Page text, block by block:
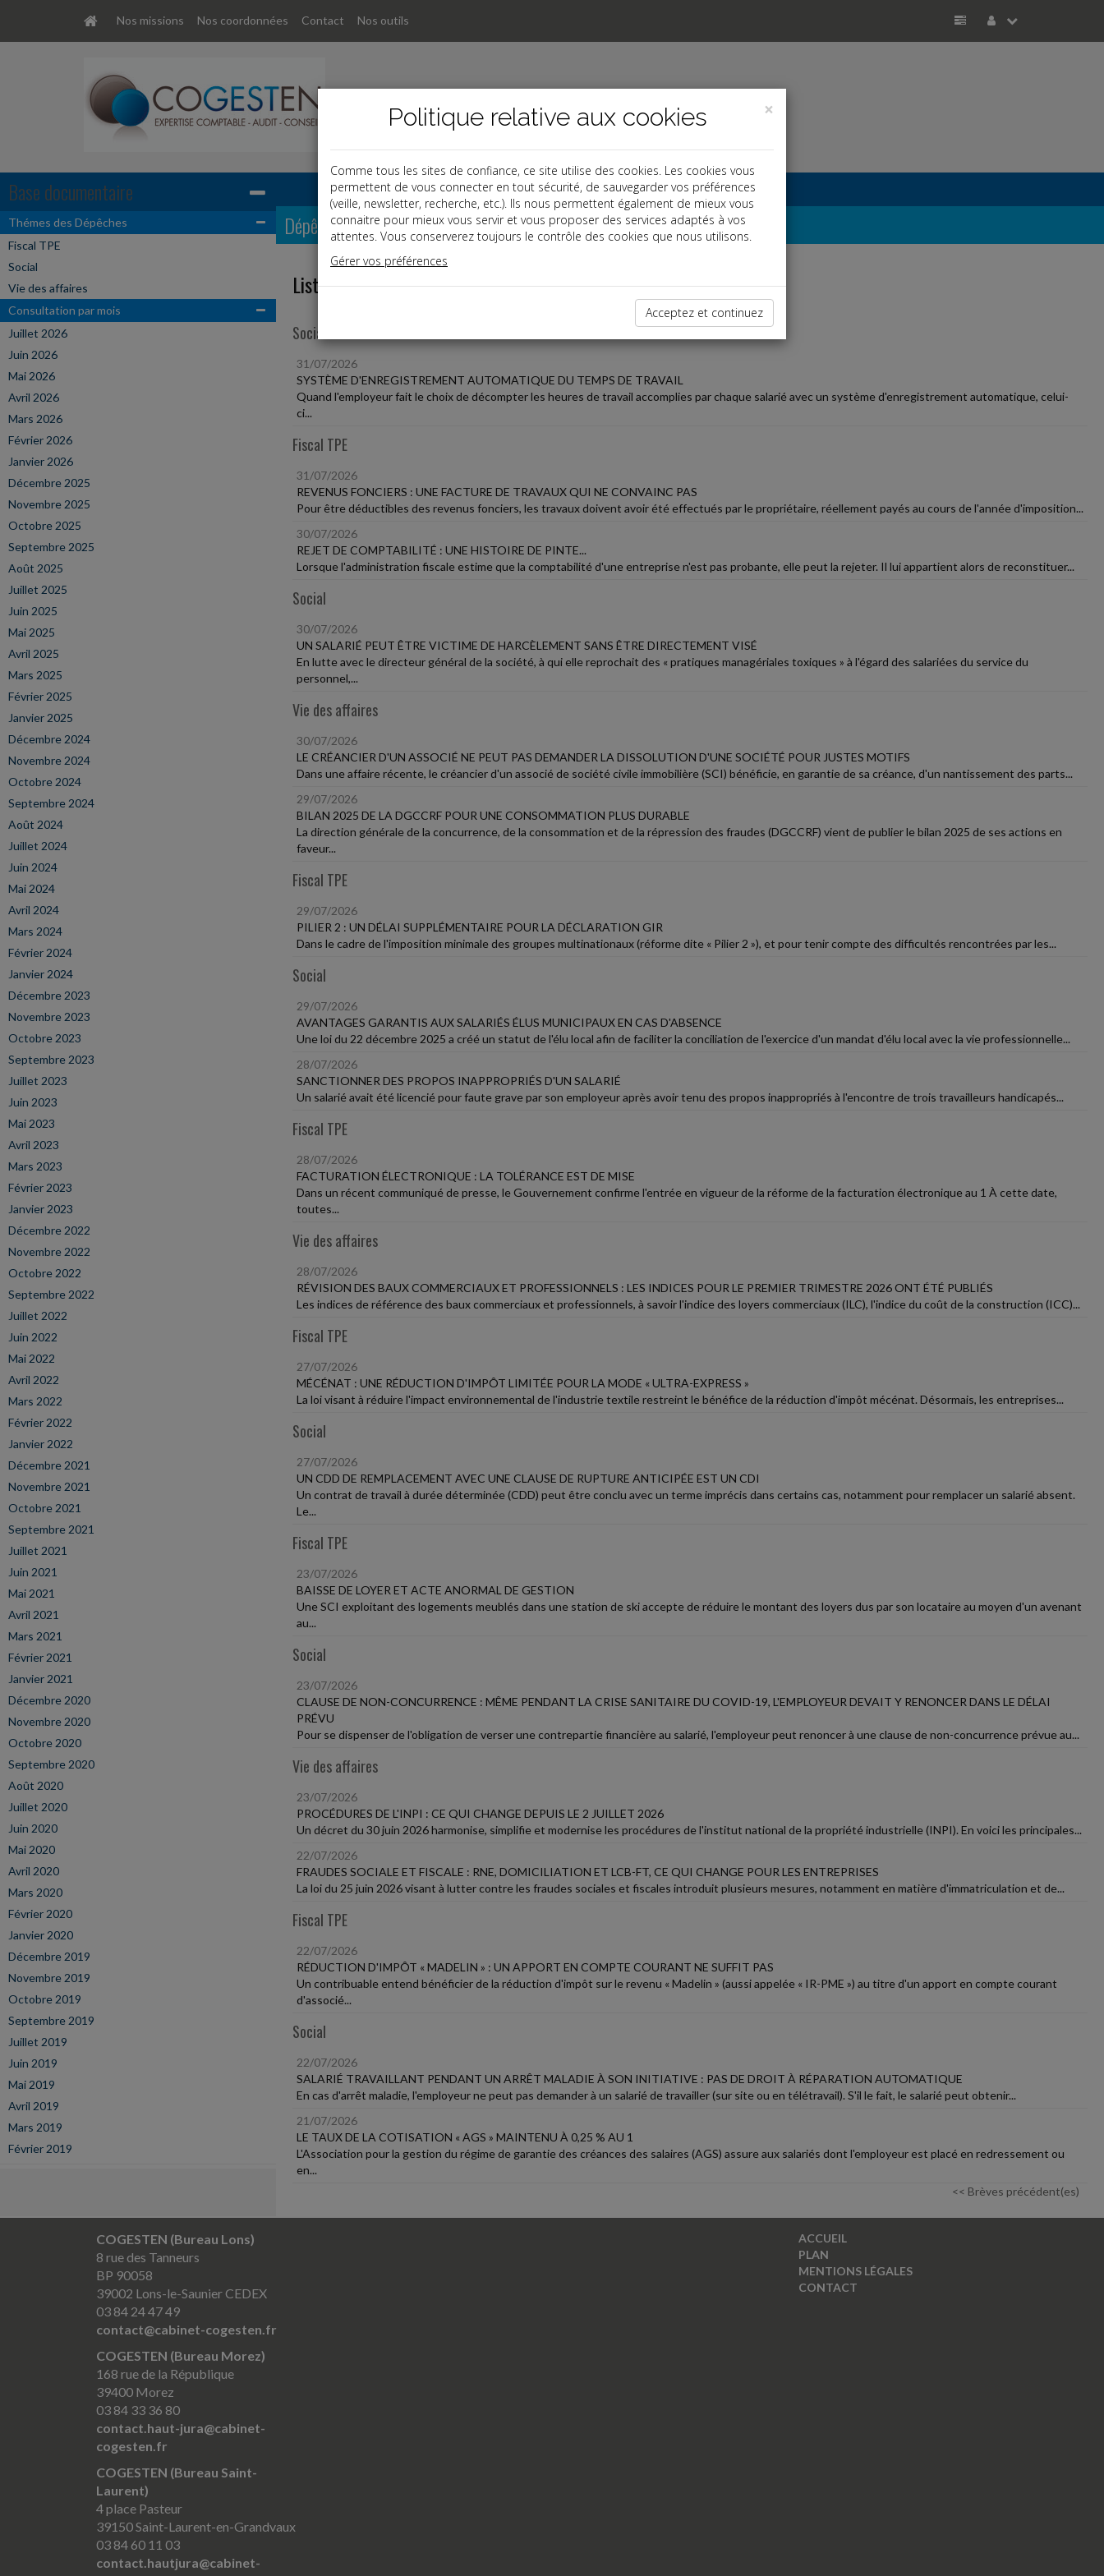
Nos missions Nos coordonnées Contact Nos outils
Base documentaire
Thémes des Dépêches
Fiscal TPE
Social
Vie des affaires
Consultation par mois
Juillet 2026
Juin 2026
Mai 2026
Avril 2026
Mars 2026
Février 2026
Janvier 2026
Décembre 2025
Novembre 2025
Octobre 2025
Septembre 2025
Août 2025
Juillet 2025
Juin 2025
Mai 2025
Avril 2025
Mars 2025
Février 2025
Janvier 2025
Décembre 2024
Novembre 2024
Octobre 2024
Septembre 2024
Août 2024
Juillet 2024
Juin 2024
Mai 2024
Avril 2024
Mars 2024
Février 2024
Janvier 2024
Décembre 2023
Novembre 2023
Octobre 2023
Septembre 2023
Juillet 2023
Juin 2023
Mai 2023
Avril 2023
Mars 2023
Février 2023
Janvier 2023
Décembre 2022
Novembre 2022
Octobre 2022
Septembre 2022
Juillet 2022
Juin 2022
Mai 2022
Avril 2022
Mars 2022
Février 2022
Janvier 2022
Décembre 2021
Novembre 2021
Octobre 2021
Septembre 2021
Juillet 2021
Juin 2021
Mai 2021
Avril 2021
Mars 2021
Février 2021
Janvier 2021
Décembre 2020
Novembre 2020
Octobre 2020
Septembre 2020
Août 2020
Juillet 2020
Juin 2020
Mai 2020
Avril 2020
Mars 2020
Février 2020
Janvier 2020
Décembre 2019
Novembre 2019
Octobre 2019
Septembre 2019
Juillet 2019
Juin 2019
Mai 2019
Avril 2019
Mars 2019
Février 2019
Dépêches
Liste des dernières dépêches
Social
31/07/2026
SYSTÈME D'ENREGISTREMENT AUTOMATIQUE DU TEMPS DE TRAVAIL
Quand l'employeur fait le choix de décompter les heures de travail accomplies par chaque salarié avec un système d'enregistrement automatique, celui-
ci...
Fiscal TPE
31/07/2026
REVENUS FONCIERS : UNE FACTURE DE TRAVAUX QUI NE CONVAINC PAS
Pour être déductibles des revenus fonciers, les travaux doivent avoir été effectués par le propriétaire, réellement payés au cours de l'année d'imposition...
30/07/2026
REJET DE COMPTABILITÉ : UNE HISTOIRE DE PINTE...
Lorsque l'administration fiscale estime que la comptabilité d'une entreprise n'est pas probante, elle peut la rejeter. Il lui appartient alors de reconstituer...
Social
30/07/2026
UN SALARIÉ PEUT ÊTRE VICTIME DE HARCÈLEMENT SANS ÊTRE DIRECTEMENT VISÉ
En lutte avec le directeur général de la société, à qui elle reprochait des « pratiques managériales toxiques » à l'égard des salariées du service du
personnel,...
Vie des affaires
30/07/2026
LE CRÉANCIER D'UN ASSOCIÉ NE PEUT PAS DEMANDER LA DISSOLUTION D'UNE SOCIÉTÉ POUR JUSTES MOTIFS
Dans une affaire récente, le créancier d'un associé de société civile immobilière (SCI) bénéficie, en garantie de sa créance, d'un nantissement des parts...
29/07/2026
BILAN 2025 DE LA DGCCRF POUR UNE CONSOMMATION PLUS DURABLE
La direction générale de la concurrence, de la consommation et de la répression des fraudes (DGCCRF) vient de publier le bilan 2025 de ses actions en
faveur...
Fiscal TPE
29/07/2026
PILIER 2 : UN DÉLAI SUPPLÉMENTAIRE POUR LA DÉCLARATION GIR
Dans le cadre de l'imposition minimale des groupes multinationaux (réforme dite « Pilier 2 »), et pour tenir compte des difficultés rencontrées par les...
Social
29/07/2026
AVANTAGES GARANTIS AUX SALARIÉS ÉLUS MUNICIPAUX EN CAS D'ABSENCE
Une loi du 22 décembre 2025 a créé un statut de l'élu local afin de faciliter la conciliation de l'exercice d'un mandat d'élu local avec la vie professionnelle...
28/07/2026
SANCTIONNER DES PROPOS INAPPROPRIÉS D'UN SALARIÉ
Un salarié avait été licencié pour faute grave par son employeur après avoir tenu des propos inappropriés à l'encontre de trois travailleurs handicapés...
Fiscal TPE
28/07/2026
FACTURATION ÉLECTRONIQUE : LA TOLÉRANCE EST DE MISE
Dans un récent communiqué de presse, le Gouvernement confirme l'entrée en vigueur de la réforme de la facturation électronique au 1 À cette date,
toutes...
Vie des affaires
28/07/2026
RÉVISION DES BAUX COMMERCIAUX ET PROFESSIONNELS : LES INDICES POUR LE PREMIER TRIMESTRE 2026 ONT ÉTÉ PUBLIÉS
Les indices de référence des baux commerciaux et professionnels, à savoir l'indice des loyers commerciaux (ILC), l'indice du coût de la construction (ICC)...
Fiscal TPE
27/07/2026
MÉCÉNAT : UNE RÉDUCTION D'IMPÔT LIMITÉE POUR LA MODE « ULTRA-EXPRESS »
La loi visant à réduire l'impact environnemental de l'industrie textile restreint le bénéfice de la réduction d'impôt mécénat. Désormais, les entreprises...
Social
27/07/2026
UN CDD DE REMPLACEMENT AVEC UNE CLAUSE DE RUPTURE ANTICIPÉE EST UN CDI
Un contrat de travail à durée déterminée (CDD) peut être conclu avec un terme imprécis dans certains cas, notamment pour remplacer un salarié absent.
Le...
Fiscal TPE
23/07/2026
BAISSE DE LOYER ET ACTE ANORMAL DE GESTION
Une SCI exploitant des logements meublés dans une station de ski accepte de réduire le montant des loyers dus par son locataire au moyen d'un avenant
au...
Social
23/07/2026
CLAUSE DE NON-CONCURRENCE : MÊME PENDANT LA CRISE SANITAIRE DU COVID-19, L'EMPLOYEUR DEVAIT Y RENONCER DANS LE DÉLAI
PRÉVU
Pour se dispenser de l'obligation de verser une contrepartie financière au salarié, l'employeur peut renoncer à une clause de non-concurrence prévue au...
Vie des affaires
23/07/2026
PROCÉDURES DE L'INPI : CE QUI CHANGE DEPUIS LE 2 JUILLET 2026
Un décret du 30 juin 2026 harmonise, simplifie et modernise les procédures de l'institut national de la propriété industrielle (INPI). En voici les principales...
22/07/2026
FRAUDES SOCIALE ET FISCALE : RNE, DOMICILIATION ET LCB-FT, CE QUI CHANGE POUR LES ENTREPRISES
La loi du 25 juin 2026 visant à lutter contre les fraudes sociales et fiscales introduit plusieurs mesures, notamment en matière d'immatriculation et de...
Fiscal TPE
22/07/2026
RÉDUCTION D'IMPÔT « MADELIN » : UN APPORT EN COMPTE COURANT NE SUFFIT PAS
Un contribuable entend bénéficier de la réduction d'impôt sur le revenu « Madelin » (aussi appelée « IR-PME ») au titre d'un apport en compte courant
d'associé...
Social
22/07/2026
SALARIÉ TRAVAILLANT PENDANT UN ARRÊT MALADIE À SON INITIATIVE : PAS DE DROIT À RÉPARATION AUTOMATIQUE
En cas d'arrêt maladie, l'employeur ne peut pas demander à un salarié de travailler (sur site ou en télétravail). S'il le fait, le salarié peut obtenir...
21/07/2026
LE TAUX DE LA COTISATION « AGS » MAINTENU À 0,25 % AU 1
L'Association pour la gestion du régime de garantie des créances des salaires (AGS) assure aux salariés dont l'employeur est placé en redressement ou
en...
<< Brèves précédent(es)
COGESTEN (Bureau Lons)
8 rue des Tanneurs
BP 90058
39002 Lons-le-Saunier CEDEX
03 84 24 47 49
contact@cabinet-cogesten.fr
COGESTEN (Bureau Morez)
168 rue de la République
39400 Morez
03 84 33 36 80
contact.haut-jura@cabinet-
cogesten.fr
COGESTEN (Bureau Saint-
Laurent)
4 place Pasteur
39150 Saint-Laurent-en-Grandvaux
03 84 60 11 03
contact.hautjura@cabinet-
ACCUEIL
PLAN
MENTIONS LÉGALES
CONTACT
×
Politique relative aux cookies
Comme tous les sites de confiance, ce site utilise des cookies. Les cookies vous
permettent de vous connecter en tout sécurité, de sauvegarder vos préférences
(veille, newsletter, recherche, etc.). Ils nous permettent également de mieux vous
connaitre pour mieux vous servir et vous proposer des services adaptés à vos
attentes. Vous conserverez toujours le contrôle des cookies que nous utilisons.
Gérer vos préférences
Acceptez et continuez